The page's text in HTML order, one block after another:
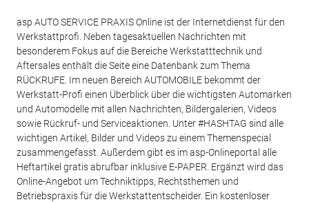
asp AUTO SERVICE PRAXIS Online ist der Internetdienst für den
Werkstattprofi. Neben tagesaktuellen Nachrichten mit
besonderem Fokus auf die Bereiche Werkstatttechnik und
Aftersales enthält die Seite eine Datenbank zum Thema
RÜCKRUFE. Im neuen Bereich AUTOMOBILE bekommt der
Werkstatt-Profi einen Überblick über die wichtigsten Automarken
und Automodelle mit allen Nachrichten, Bildergalerien, Videos
sowie Rückruf- und Serviceaktionen. Unter #HASHTAG sind alle
wichtigen Artikel, Bilder und Videos zu einem Themenspecial
zusammengefasst. Außerdem gibt es im asp-Onlineportal alle
Heftartikel gratis abrufbar inklusive E-PAPER. Ergänzt wird das
Online-Angebot um Techniktipps, Rechtsthemen und
Betriebspraxis für die Werkstattentscheider. Ein kostenloser